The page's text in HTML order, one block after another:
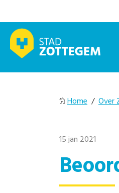
Home / Over
15 jan 2021